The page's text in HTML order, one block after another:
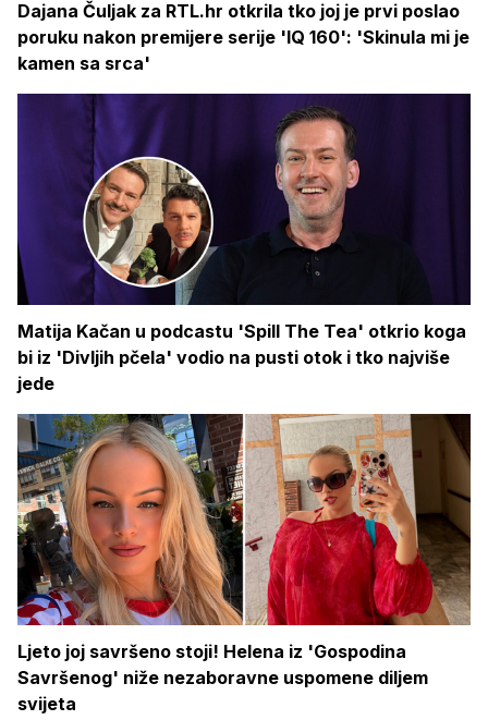
Dajana Čuljak za RTL.hr otkrila tko joj je prvi poslao
poruku nakon premijere serije 'IQ 160': 'Skinula mi je
kamen sa srca'
Matija Kačan u podcastu 'Spill The Tea' otkrio koga
bi iz 'Divljih pčela' vodio na pusti otok i tko najviše
jede
Ljeto joj savršeno stoji! Helena iz 'Gospodina
Savršenog' niže nezaboravne uspomene diljem
svijeta